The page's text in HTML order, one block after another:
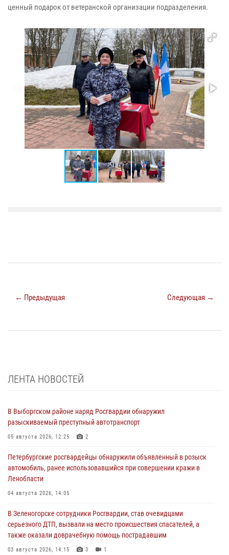
ценный подарок от ветеранской организации подразделения.
← Предыдущая Следующая →
ЛЕНТА НОВОСТЕЙ
В Выборгском районе наряд Росгвардии обнаружил
разыскиваемый преступный автотранспорт
05 августа 2026, 12:25 2
Петербургские росгвардейцы обнаружили объявленный в розыск
автомобиль, ранее использовавшийся при совершении кражи в
Ленобласти
04 августа 2026, 14:05
В Зеленогорске сотрудники Росгвардии, став очевидцами
серьезного ДТП, вызвали на место происшествия спасателей, а
также оказали доврачебную помощь пострадавшим
03 августа 2026, 14:15 3 1